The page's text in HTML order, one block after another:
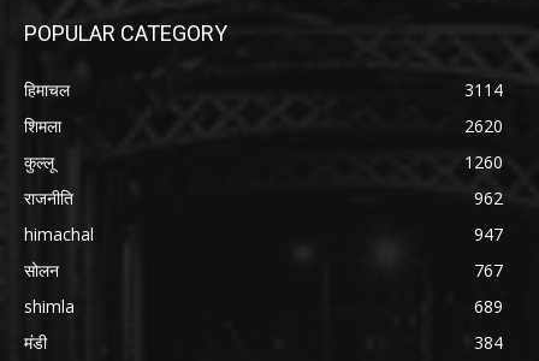
POPULAR CATEGORY
हिमाचल
3114
शिमला
2620
कुल्लू
1260
राजनीति
962
himachal
947
सोलन
767
shimla
689
मंडी
384